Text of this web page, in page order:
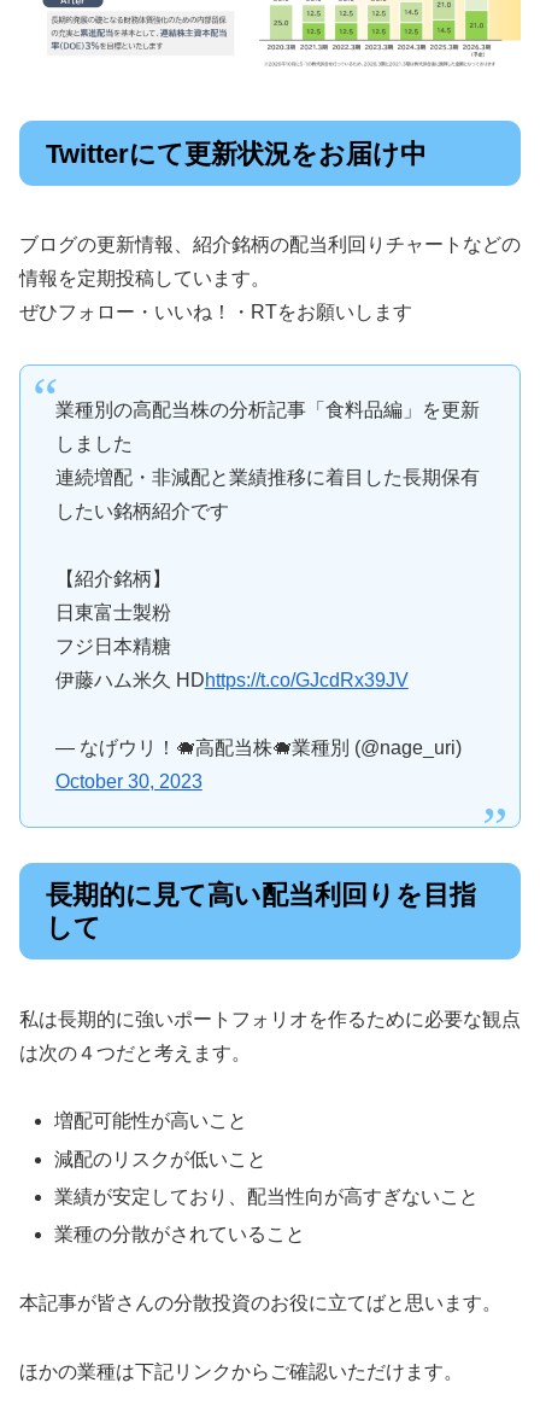
Twitterにて更新状況をお届け中
ブログの更新情報、紹介銘柄の配当利回りチャートなどの
情報を定期投稿しています。
ぜひフォロー・いいね！・RTをお願いします
業種別の高配当株の分析記事「食料品編」を更新
しました
連続増配・非減配と業績推移に着目した長期保有
したい銘柄紹介です
【紹介銘柄】
日東富士製粉
フジ日本精糖
伊藤ハム米久 HDhttps://t.co/GJcdRx39JV
— なげウリ！🐗高配当株🐗業種別 (@nage_uri)
October 30, 2023
長期的に見て高い配当利回りを目指
して
私は長期的に強いポートフォリオを作るために必要な観点
は次の４つだと考えます。
増配可能性が高いこと
減配のリスクが低いこと
業績が安定しており、配当性向が高すぎないこと
業種の分散がされていること
本記事が皆さんの分散投資のお役に立てばと思います。
ほかの業種は下記リンクからご確認いただけます。